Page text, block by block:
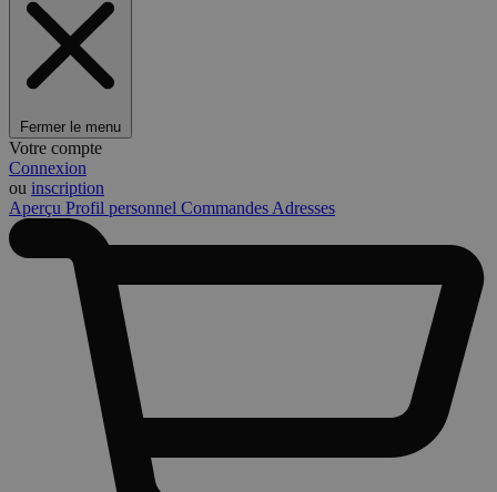
Fermer le menu
Votre compte
Connexion
ou inscription
Aperçu Profil personnel Commandes Adresses